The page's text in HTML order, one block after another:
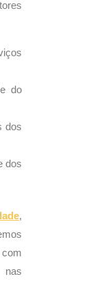
do
dos
dos
,